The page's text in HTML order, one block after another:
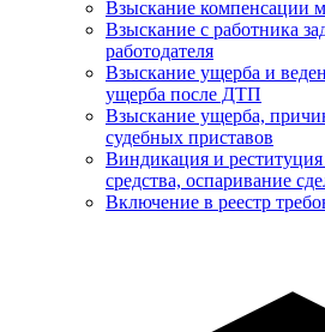
Взыскание компенсации
Взыскание с работника
работодателя
Взыскание ущерба и
ущерба после ДТП
Взыскание ущерба,
судебных приставов
Виндикация и реституция
средства, оспаривание
Включение в реестр